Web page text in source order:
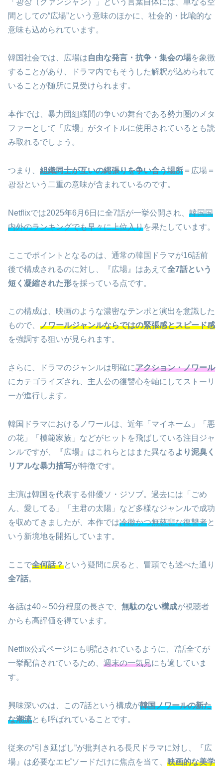
間としての“広場”という意味のほかに、社会的・比喩的な
意味も込められています。
韓国社会では、広場は自由な発言・抗争・集会の場を象徴
することがあり、ドラマ内でもそうした解釈が込められて
いることが随所に見受けられます。
本作では、暴力団組織間の争いの舞台である勢力圏のメタ
ファーとして「広場」がタイトルに使用されているとも読
み取れるでしょう。
つまり、 組織同士が互いの縄張りを争い合う場所 ＝広場＝
광장という二重の意味が含まれているのです。
Netflixでは2025年6月6日に全7話が一挙公開され、 韓国国
内外のランキングでも早々に上位入りを果たしています。
ここでポイントとなるのは、通常の韓国ドラマが16話前
後で構成されるのに対し、『広場』はあえて全7話という
短く凝縮された形を採っている点です。
この構成は、映画のような濃密なテンポと演出を意識した
もので、 ノワールジャンルならではの緊張感とスピード感
を強調する狙いが見られます。
さらに、ドラマのジャンルは明確にアクション・ノワール
にカテゴライズされ、主人公の復讐心を軸にしてストーリ
ーが進行します。
韓国ドラマにおけるノワールは、近年「マイネーム」「悪
の花」「模範家族」などがヒットを飛ばしている注目ジャ
ンルですが、『広場』はこれらとはまた異なる より泥臭く
リアルな暴力描写が特徴です。
主演は韓国を代表する俳優ソ・ジソブ。過去には「ごめ
ん、愛してる」「主君の太陽」など多様なジャンルで成功
を収めてきましたが、本作では冷徹かつ無慈悲な復讐者と
いう新境地を開拓しています。
ここで全何話？という疑問に戻ると、冒頭でも述べた通り
全7話。
各話は40～50分程度の長さで、 無駄のない構成が視聴者
からも高評価を得ています。
Netflix公式ページにも明記されているように、7話全てが
一挙配信されているため、 週末の一気見にも適していま
す。
興味深いのは、この7話という構成が韓国ノワールの新た
な潮流とも呼ばれていることです。
従来の“引き延ばし”が批判される長尺ドラマに対し、『広
場』は必要なエピソードだけに焦点を当て、 映画的な美学